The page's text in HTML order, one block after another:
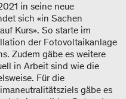
in seine neue
sich «in Sachen
Kurs». So starte im
der Fotovoltaikanlage
Zudem gäbe es weitere
in Arbeit sind wie die
Für die
gäbe es